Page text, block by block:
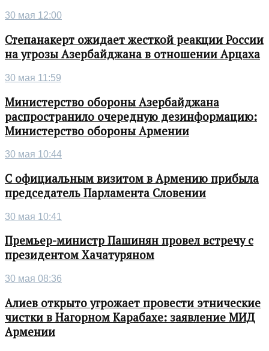
30 мая 12:00
Степанакерт ожидает жесткой реакции России
на угрозы Азербайджана в отношении Арцаха
30 мая 11:59
Министерство обороны Азербайджана
распространило очередную дезинформацию:
Министерство обороны Армении
30 мая 10:44
С официальным визитом в Армению прибыла
председатель Парламента Словении
30 мая 10:41
Премьер-министр Пашинян провел встречу с
президентом Хачатуряном
30 мая 08:36
Алиев открыто угрожает провести этнические
чистки в Нагорном Карабахе: заявление МИД
Армении